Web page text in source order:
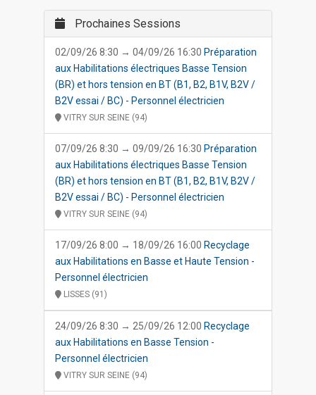
Prochaines Sessions
02/09/26 8:30 → 04/09/26 16:30 Préparation
aux Habilitations électriques Basse Tension
(BR) et hors tension en BT (B1, B2, B1V, B2V /
B2V essai / BC) - Personnel électricien
VITRY SUR SEINE (94)
07/09/26 8:30 → 09/09/26 16:30 Préparation
aux Habilitations électriques Basse Tension
(BR) et hors tension en BT (B1, B2, B1V, B2V /
B2V essai / BC) - Personnel électricien
VITRY SUR SEINE (94)
17/09/26 8:00 → 18/09/26 16:00 Recyclage
aux Habilitations en Basse et Haute Tension -
Personnel électricien
LISSES (91)
24/09/26 8:30 → 25/09/26 12:00 Recyclage
aux Habilitations en Basse Tension -
Personnel électricien
VITRY SUR SEINE (94)